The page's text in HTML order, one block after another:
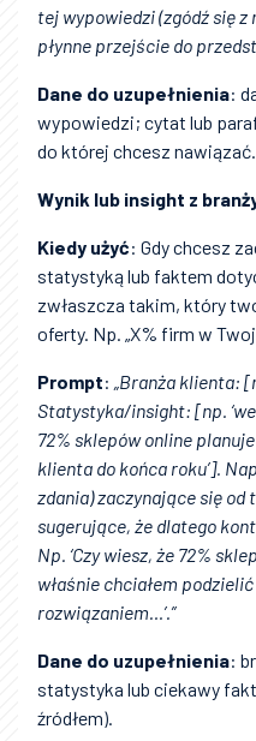
tej wypowiedzi (zgódź się
płynne przejście do
Dane do uzupełnienia:
wypowiedzi; cytat lub
do której chcesz nawiązać.
Wynik lub insight z
Kiedy użyć: Gdy chcesz
statystyką lub faktem
zwłaszcza takim, który
oferty. Np. „X% firm w
Prompt:„Branża klienta:
Statystyka/insight: [np.
72% sklepów online
klienta do końca roku’].
zdania) zaczynające się
sugerujące, że dlatego
Np. ‘Czy wiesz, że 72%
właśnie chciałem
rozwiązaniem…’.”
Dane do uzupełnienia:
statystyka lub ciekawy
źródłem).